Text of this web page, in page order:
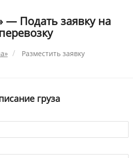
— Подать заявку на
Разместить заявку
груза